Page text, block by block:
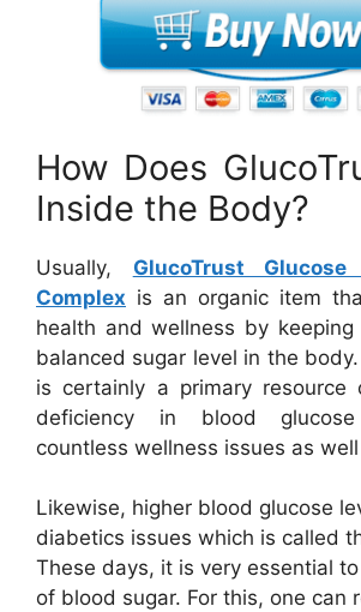
How Does
Inside the Body?
Usually, GlucoTrust Glucose
Complex is an organic item
health and wellness by
balanced sugar level in the
is certainly a primary resource
deficiency in blood
countless wellness issues as
Likewise, higher blood glucose
diabetics issues which is called
These days, it is very essential
of blood sugar. For this, one can